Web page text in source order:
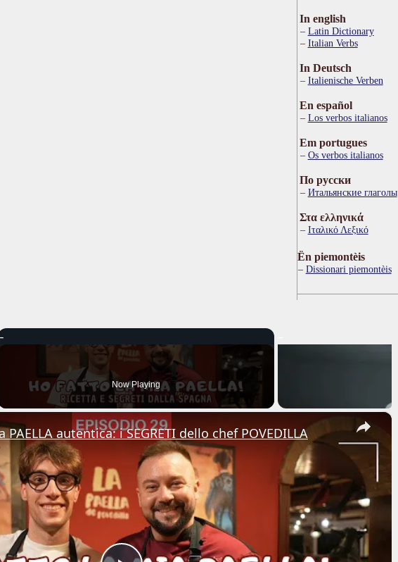
In english
Latin Dictionary
Italian Verbs
In Deutsch
Italienische Verben
En español
Los verbos italianos
Em portugues
Os verbos italianos
По русски
Итальянские глаголы
Στα ελληνικά
Ιταλικό Λεξικό
Ën piemontèis
Dissionari piemontèis
Now Playing
×
autentica: i SEGRETI dello chef POVEDILLA